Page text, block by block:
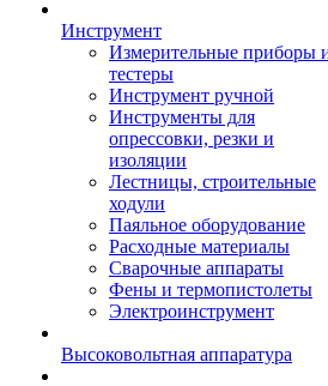
Инструмент
Измерительные приборы
тестеры
Инструмент ручной
Инструменты для
опрессовки, резки и
изоляции
Лестницы, строительные
ходули
Паяльное оборудование
Расходные материалы
Сварочные аппараты
Фены и термопистолеты
Электроинструмент
Высоковольтная аппаратура